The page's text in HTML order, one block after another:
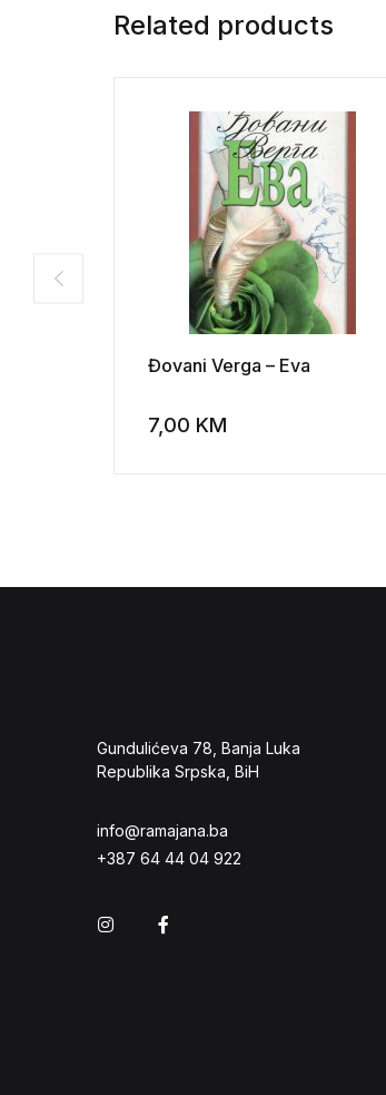
Related products
Đovani Verga – Eva
7,00 KM
Gundulićeva 78, Banja Luka
Republika Srpska, BiH
info@ramajana.ba
+387 64 44 04 922
Instagram